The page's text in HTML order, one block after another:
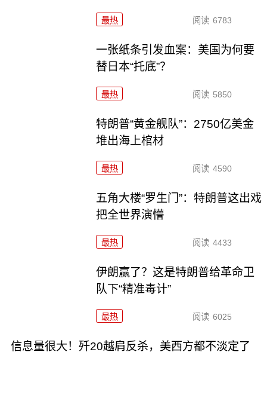
最热 阅读 6783
一张纸条引发血案：美国为何要
替日本“托底”？
最热 阅读 5850
特朗普“黄金舰队”：2750亿美金
堆出海上棺材
最热 阅读 4590
五角大楼“罗生门”：特朗普这出戏
把全世界演懵
最热 阅读 4433
伊朗赢了？这是特朗普给革命卫
队下“精准毒计”
最热 阅读 6025
信息量很大！歼20越肩反杀，美西方都不淡定了